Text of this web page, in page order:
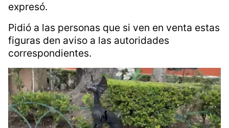
saltó la reja para ingresar a la Parroquia.
"Estas placas tienen un costo elevado porque
se tiene que hacer el diseño, el moldeado y
lamentablemente quien quizá las haya robado
las va a vender únicamente como material",
expresó.
Pidió a las personas que si ven en venta estas
figuras den aviso a las autoridades
correspondientes.